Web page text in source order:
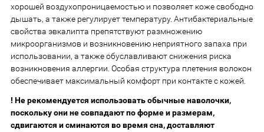
хорошей воздухопроницаемостью и позволяет коже свободно
дышать, а также регулирует температуру. Антибактериальные
свойства эвкалипта препятствуют размножению
микроорганизмов и возникновению неприятного запаха при
использовании, а также обуславливают снижения риска
возникновения аллергии. Особая структура плетения волокон
обеспечивает максимальный комфорт при контакте с кожей.
! Не рекомендуется использовать обычные наволочки,
поскольку они не совпадают по форме и размерам,
сдвигаются и сминаются во время сна, доставляют